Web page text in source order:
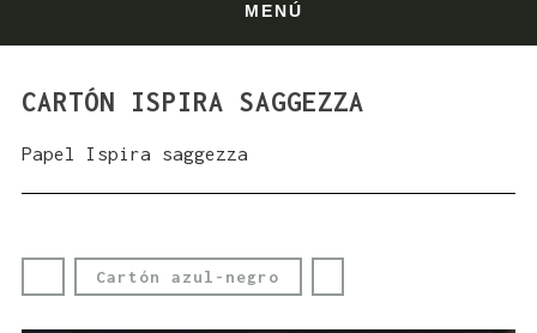
MENÚ
CARTÓN ISPIRA SAGGEZZA
Papel Ispira saggezza
Cartón azul-negro